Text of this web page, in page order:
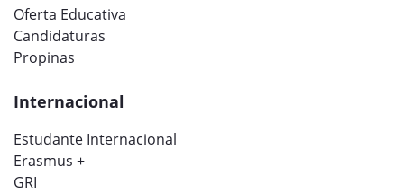
Oferta Educativa
Candidaturas
Propinas
Internacional
Estudante Internacional
Erasmus +
GRI